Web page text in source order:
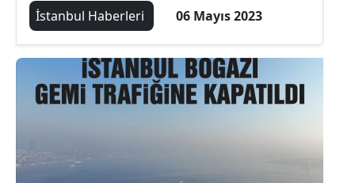
İstanbul Haberleri
06 Mayıs 2023